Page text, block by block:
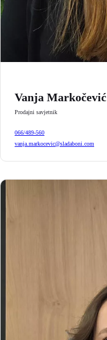
Vanja Markočević
Prodajni savjetnik
066/489-560
vanja.markocevic@sladaboni.com